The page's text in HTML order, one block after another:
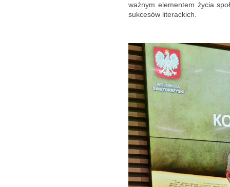
ważnym elementem życia
sukcesów literackich.